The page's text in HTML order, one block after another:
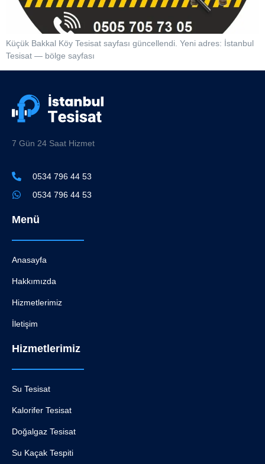
Küçük Bakkal Köy Tesisat sayfası güncellendi. Yeni adres: İstanbul
Tesisat — bölge sayfası
7 Gün 24 Saat Hizmet
0534 796 44 53
0534 796 44 53
Menü
Anasayfa
Hakkımızda
Hizmetlerimiz
İletişim
Hizmetlerimiz
Su Tesisat
Kalorifer Tesisat
Doğalgaz Tesisat
Su Kaçak Tespiti